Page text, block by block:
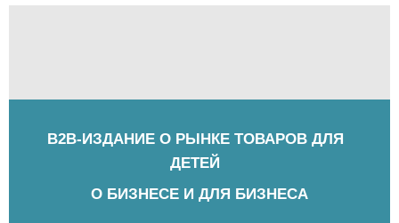
B2B-ИЗДАНИЕ О РЫНКЕ ТОВАРОВ ДЛЯ
ДЕТЕЙ
О БИЗНЕСЕ И ДЛЯ БИЗНЕСА